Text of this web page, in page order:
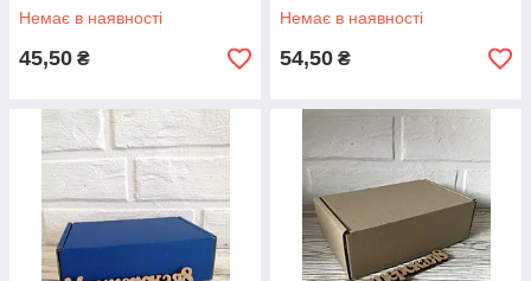
Немає в наявності
45,50 ₴
Немає в наявності
54,50 ₴